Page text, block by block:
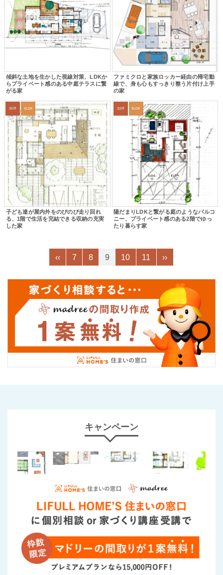
傾斜な土地を生かした視線対策、LDKか
らプライベート感のある中庭テラスに繋
がる家
ファミクロと家族ロッカー経由の帰宅動
線で、身も心もすっきり整う片付け上手
の家
35坪 4LDK
子ども達が屋内外をのびのび走り回れ
る、1階で生活を完結できる収納の充実
した家
33坪 3LDK
陽だまりLDKと繋がる庭のようなバルコ
ニー、プライベート感のある2階でゆっ
たり暮らす家
‹‹ 7 8 9 10 11 ››
キャンペーン